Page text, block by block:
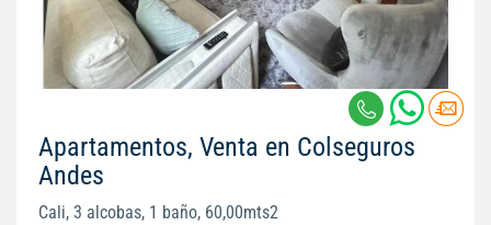
Apartamentos, Venta en Colseguros
Andes
Cali, 3 alcobas, 1 baño, 60,00mts2